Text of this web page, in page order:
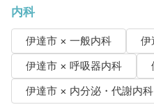
内科
伊達市 × 一般内科
伊
伊達市 × 呼吸器内科
伊達市 × 内分泌・代謝内科